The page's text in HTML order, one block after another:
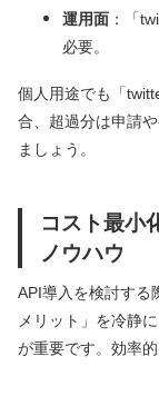
運用面 ：「
必要。
個人用途でも「
合、超過分は申請
ましょう。
コスト最小
ノウハウ
API導入を検討する
メリット」を冷静
が重要です。効率